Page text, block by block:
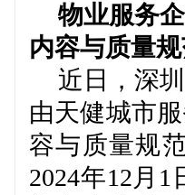
物业服务
内容与质量
近日，深
由天健城市
容与质量规
2024年12月